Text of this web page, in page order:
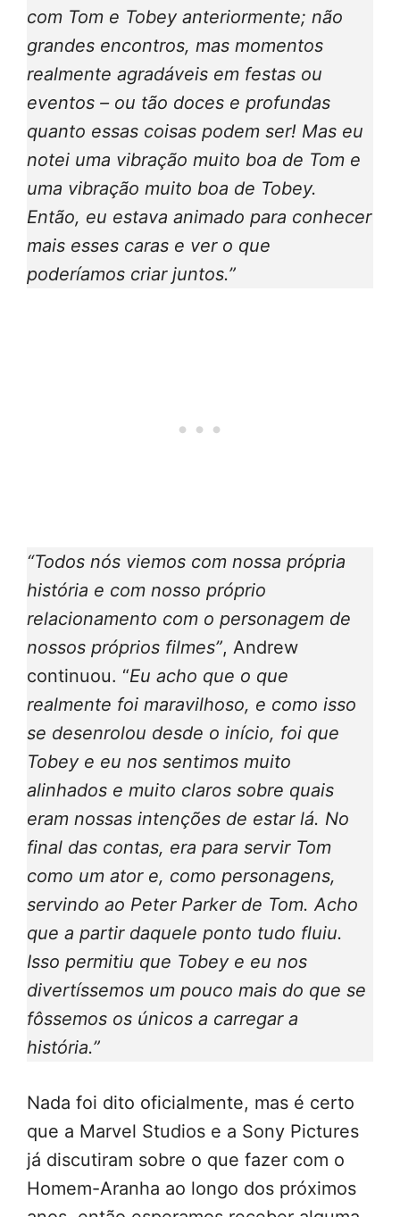
com Tom e Tobey anteriormente; não
grandes encontros, mas momentos
realmente agradáveis ​​em festas ou
eventos – ou tão doces e profundas
quanto essas coisas podem ser! Mas eu
notei uma vibração muito boa de Tom e
uma vibração muito boa de Tobey.
Então, eu estava animado para conhecer
mais esses caras e ver o que
poderíamos criar juntos.”
“Todos nós viemos com nossa própria
história e com nosso próprio
relacionamento com o personagem de
nossos próprios filmes”, Andrew
continuou. “Eu acho que o que
realmente foi maravilhoso, e como isso
se desenrolou desde o início, foi que
Tobey e eu nos sentimos muito
alinhados e muito claros sobre quais
eram nossas intenções de estar lá. No
final das contas, era para servir Tom
como um ator e, como personagens,
servindo ao Peter Parker de Tom. Acho
que a partir daquele ponto tudo fluiu.
Isso permitiu que Tobey e eu nos
divertíssemos um pouco mais do que se
fôssemos os únicos a carregar a
história.”
Nada foi dito oficialmente, mas é certo
que a Marvel Studios e a Sony Pictures
já discutiram sobre o que fazer com o
Homem-Aranha ao longo dos próximos